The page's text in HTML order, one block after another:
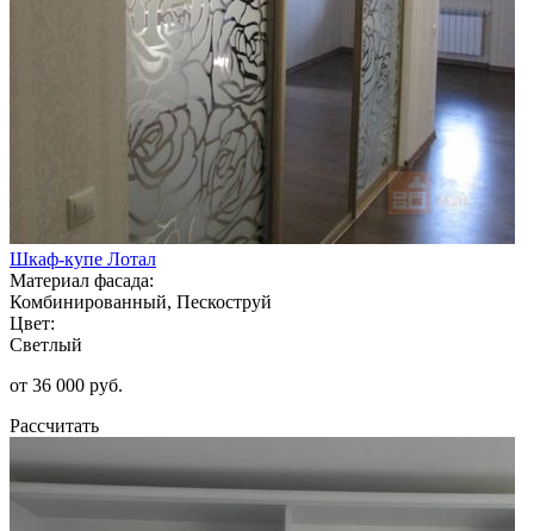
Шкаф-купе Лотал
Материал фасада:
Комбинированный, Пескоструй
Цвет:
Светлый
от 36 000 руб.
Рассчитать